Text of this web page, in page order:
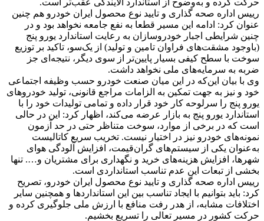
رییس اداره صحه گذاری و تایید نوع محصول ایران خودرو هم چنین
عنوان کرد: ادامه این مسیر قطعا به نفع جامعه نخواهد بود و در
چنین شرایطی اجبار خودروسازان به رعایت استاندارد یورو پنج
(باوجود مشقت‌های فراوان تامین و تولید) از یک‌سو، تاکید بر توزیع
سوخت با سطح کیفی بسیار پایین‌تر از سوی دیگر، نتیجه‌ای‌ جز
ضربه به سرمایه‌های ملی نخواهد داشت.
وی با بیان این‌که در این میان صنعت خودرو حسب وظیفه اجتماعی
خود و نیز به جهت تمکین به الزامات مراجع قانونی، تولید خودروهای
یورو پنج را سرلوحه کار خود قرار داده و تمامی تولیدات خود را با
استاندارد یورو پنج به بازار عرضه می‌کند، اظهار کرد: این در حالی
است که در برخی از موارد، سوخت متناظر حتی در حد آزمون
نمونه‌های خودرو نیز در اختیار نیست. تخریب سریع کاتالیست
به‌عنوان یکی از سیستم‌های گران‌قیمت، افزایش آلودگی هوای
شهرها، افزایش هزینه‌های خرید و نگهداری برای مشتریان و…. تنها
بخشی از تبعات این عدم تناسب استانداردی است.
رییس اداره صحه گذاری و تایید نوع محصول ایران خودرو، تصریح
کرد: باید بتوانیم با ایجاد تناسب بین این استانداردها و همچنین سایر
اختلافات مشابه، از هدر رفت منافع با ارزش ملی جلوگیری کرده و
حرکت کشور در مسیر تعالی را تسریع بخشیم.